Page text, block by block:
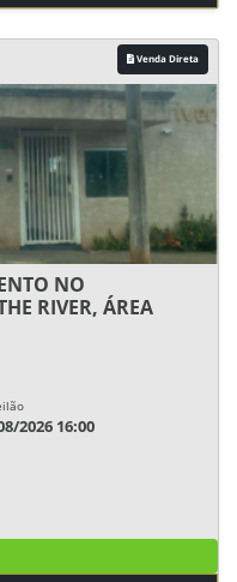
Venda Direta
NO
RIVER, ÁREA
2026 16:00